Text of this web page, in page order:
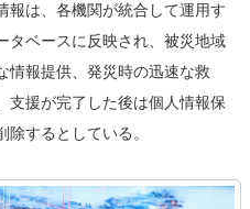
報は、各機関が統合して運用す
タベースに反映され、被災地域
情報提供、発災時の迅速な救
支援が完了した後は個人情報保
するとしている。